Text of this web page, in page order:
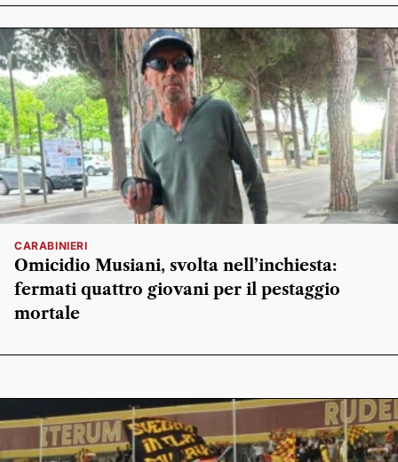
CARABINIERI
Omicidio Musiani, svolta nell’inchiesta:
fermati quattro giovani per il pestaggio
mortale